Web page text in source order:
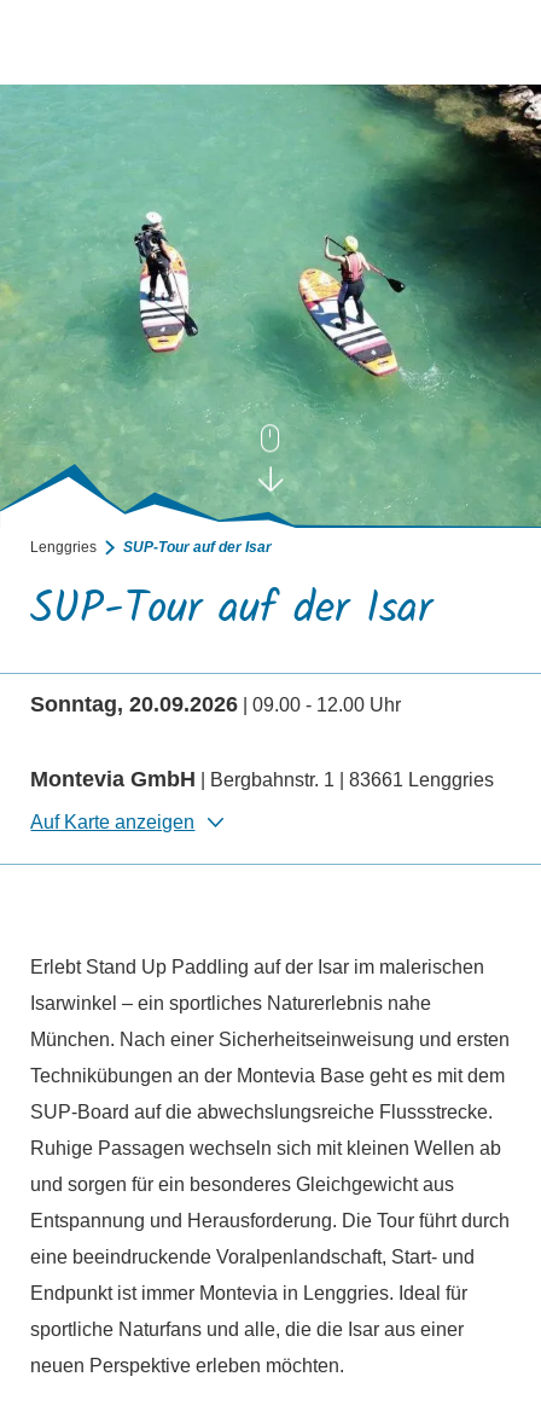
Lenggries SUP-Tour auf der Isar
SUP-Tour auf der Isar
Sonntag, 20.09.2026 | 09.00 - 12.00 Uhr
Montevia GmbH | Bergbahnstr. 1 | 83661 Lenggries
Auf Karte anzeigen
Erlebt Stand Up Paddling auf der Isar im malerischen
Isarwinkel – ein sportliches Naturerlebnis nahe
München. Nach einer Sicherheitseinweisung und ersten
Technikübungen an der Montevia Base geht es mit dem
SUP-Board auf die abwechslungsreiche Flussstrecke.
Ruhige Passagen wechseln sich mit kleinen Wellen ab
und sorgen für ein besonderes Gleichgewicht aus
Entspannung und Herausforderung. Die Tour führt durch
eine beeindruckende Voralpenlandschaft, Start- und
Endpunkt ist immer Montevia in Lenggries. Ideal für
sportliche Naturfans und alle, die die Isar aus einer
neuen Perspektive erleben möchten.